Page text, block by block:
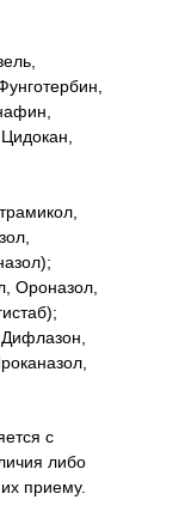
Ороназол,
с
либо
приему.